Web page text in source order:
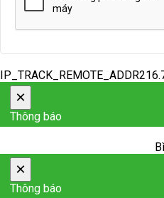
×
Thông báo
×
Thông báo